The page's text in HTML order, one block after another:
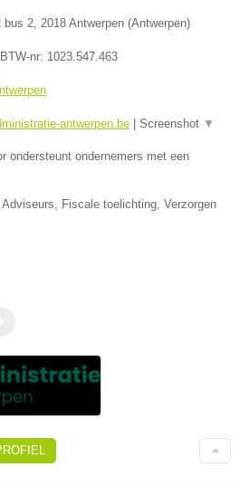
bus 2, 2018 Antwerpen (Antwerpen)
nr: 1023.547.463
antwerpen.be Screenshot ▼
ondersteunt ondernemers met een
Fiscale toelichting, Verzorgen